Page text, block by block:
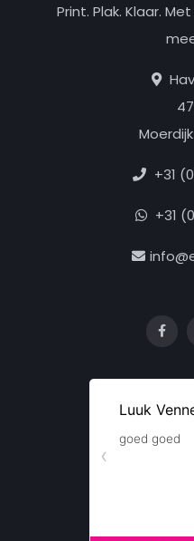
Print. Plak. Klaar.
+31
+31